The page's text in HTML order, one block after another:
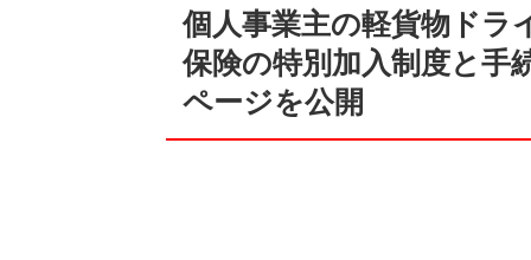
個人事業主の軽貨物ドラ
保険の特別加入制度と手
ページを公開